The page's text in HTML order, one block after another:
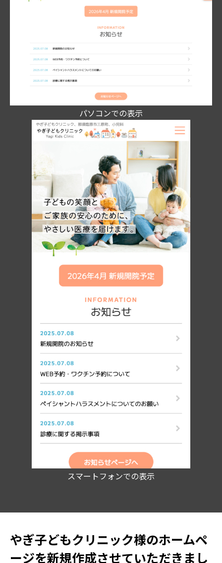
パソコンでの表示
スマートフォンでの表示
やぎ子どもクリニック様のホームペ
ージを新規作成させていただきまし